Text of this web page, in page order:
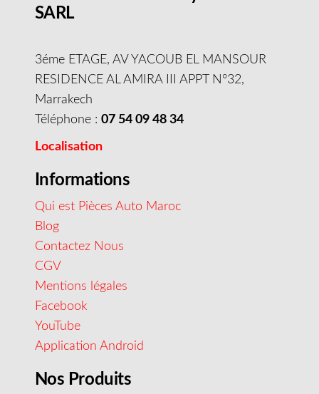
SARL
3éme ETAGE, AV YACOUB EL MANSOUR
RESIDENCE AL AMIRA III APPT N°32,
Marrakech
Téléphone : 07 54 09 48 34
Localisation
Informations
Qui est Pièces Auto Maroc
Blog
Contactez Nous
CGV
Mentions légales
Facebook
YouTube
Application Android
Nos Produits